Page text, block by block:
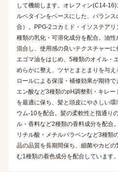
して機能します。オレフィン(C14-
ルベタインをベースにした、バラン
合）。PPG-2コカミド・イソステア
種類の乳化・可溶化成分を配合。油性
混合し、使用感の良いテクスチャーに
エゴマ油をはじめ、5種類のオイル・
めらかに整え、ツヤとまとまりを与
ロールによる保湿・補修効果が期待
エン酸など3種類のpH調整剤・キレ
を最適に保ち、髪と頭皮にやさしい
ウム-10を配合。髪の柔軟性と指通り
ル・香料など2種類の香料成分を配合
リチル酸・メチルパラベンなど3種類
品の品質を長期間保ち、細菌やカビ
む1種類の着色成分を配合しています。